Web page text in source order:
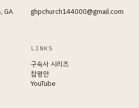
GA
ghpchurch144000@gmail.com
LINKS
구속사 시리즈
참평안
YouTube